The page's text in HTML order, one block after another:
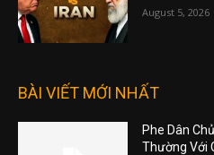
August 5, 2026
BÀI VIẾT MỚI NHẤT
Phe Dân
Thường Với